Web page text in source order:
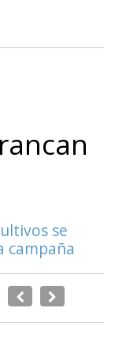
se
campaña